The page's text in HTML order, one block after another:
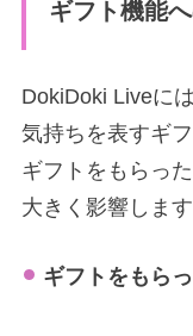
ギフト機能
DokiDoki Liveに
気持ちを表すギ
ギフトをもらっ
大きく影響します
ギフトをもら